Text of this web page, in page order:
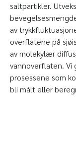
saltpartikler.
av
overflatene på
av molekylær
vannoverflaten. Vi
prosessene som
bli målt eller